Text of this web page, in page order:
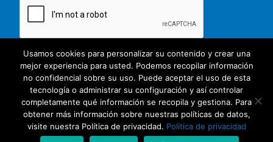
© 2026 Unate. CC Creative Commons
Usamos cookies para personalizar su contenido y crear una
mejor experiencia para usted. Podemos recopilar información
no confidencial sobre su uso. Puede aceptar el uso de esta
tecnología o administrar su configuración y así controlar
completamente qué información se recopila y gestiona. Para
obtener más información sobre nuestras políticas de datos,
visite nuestra Política de privacidad. Política de privacidad